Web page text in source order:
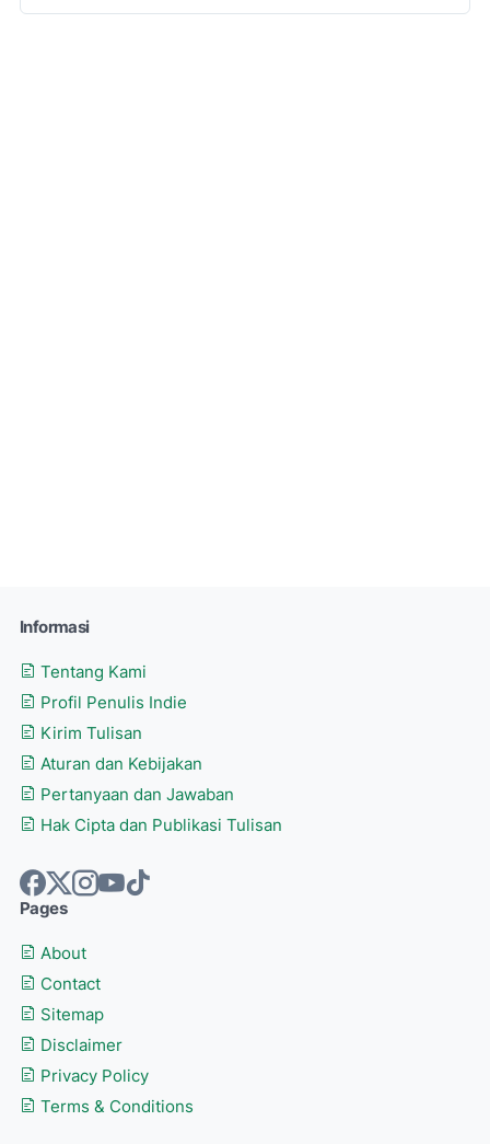
Informasi
Tentang Kami
Profil Penulis Indie
Kirim Tulisan
Aturan dan Kebijakan
Pertanyaan dan Jawaban
Hak Cipta dan Publikasi Tulisan
Pages
About
Contact
Sitemap
Disclaimer
Privacy Policy
Terms & Conditions